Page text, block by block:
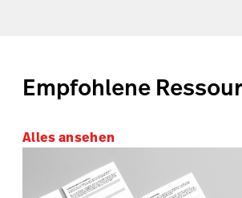
Empfohlene
Alles ansehen